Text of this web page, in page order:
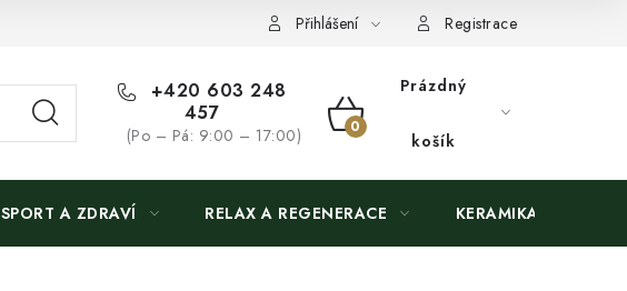
Přihlášení Registrace
+420 603 248
457
(Po – Pá: 9:00 – 17:00)
NÁKUPNÍ
Prázdný
košík
SPORT A ZDRAVÍ RELAX A REGENERACE KERAMIKA